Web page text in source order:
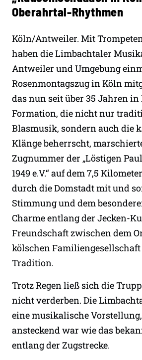
Oberahrtal-Rhythmen
Köln/Antweiler. Mit
haben die Limbachtaler
Antweiler und Umgebung
Rosenmontagszug in Köln
das nun seit über 35 Jahren in
Formation, die nicht nur
Blasmusik, sondern auch die
Klänge beherrscht,
Zugnummer der „Löstigen
1949 e.V.“ auf dem 7,5
durch die Domstadt mit und
Stimmung und dem
Charme entlang der Jecken-
Freundschaft zwischen dem
kölschen
Tradition.
Trotz Regen ließ sich die
nicht verderben. Die
eine musikalische
ansteckend war wie das
entlang der Zugstrecke.